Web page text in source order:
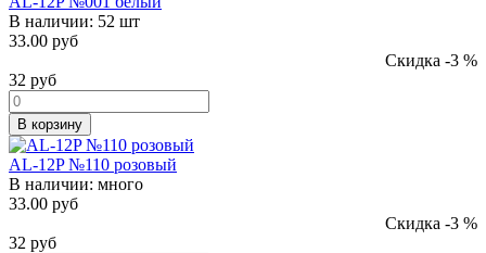
В наличии: 52 шт
33.00 руб
Скидка -3 %
32 руб
В корзину
AL-12P №110 розовый
В наличии: много
33.00 руб
Скидка -3 %
32 руб